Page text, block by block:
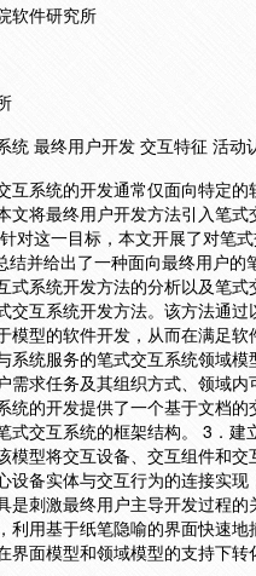
软件研究所
统 最终用户开发 交互特征 活
互系统的开发通常仅面向特定
文将最终用户开发方法引入笔
对这一目标，本文开展了对笔
结并给出了一种面向最终用户
式系统开发方法的分析以及笔
交互系统开发方法。该方法通
模型的软件开发，从而在满足
系统服务的笔式交互系统领域
需求任务及其组织方式、领域
统的开发提供了一个基于文档
式交互系统的框架结构。 3．
模型将交互设备、交互组件和
设备实体与交互行为的连接实
是刺激最终用户主导开发过程
利用基于纸笔隐喻的界面快速
界面模型和领域模型的支持下